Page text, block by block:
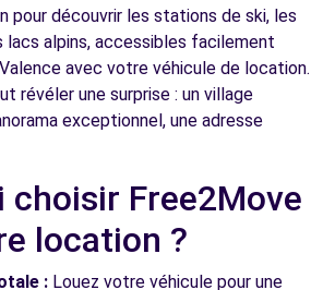
- MINODIER AUTOMOBILES 5.9
26, 26000
pour découvrir les stations de ski, les
lacs alpins, accessibles facilement
avec votre véhicule de location.
révéler une surprise : un village
exceptionnel, une adresse
choisir Free2Move
location ?
: Louez votre véhicule pour une